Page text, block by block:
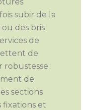
subir de la
des bris
de
de
:
de
sections
fixations et